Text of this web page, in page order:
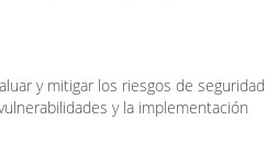
y mitigar los riesgos de seguridad
y la implementación